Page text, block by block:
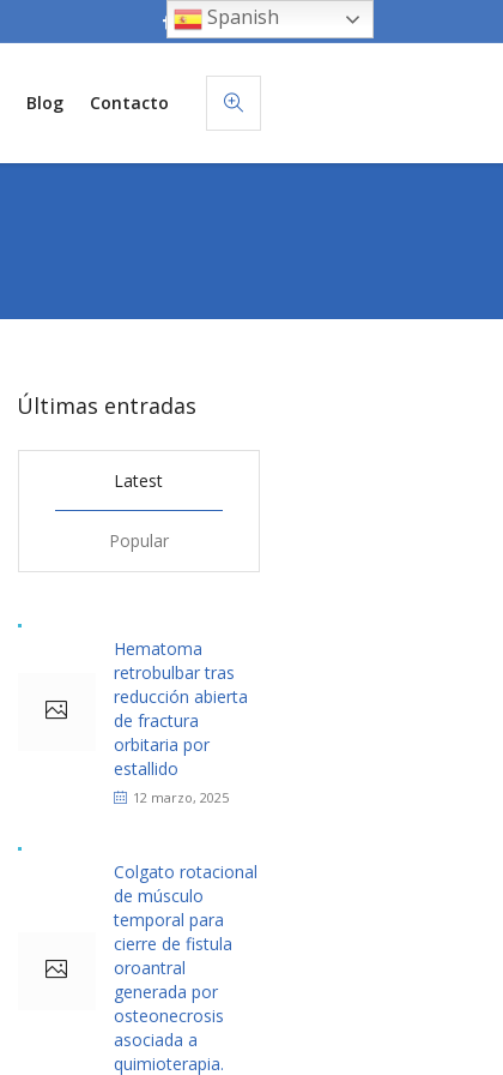
Blog Contacto
Últimas entradas
Latest
Popular
Hematoma
retrobulbar tras
reducción abierta
de fractura
orbitaria por
estallido
12 marzo, 2025
Colgato rotacional
de músculo
temporal para
cierre de fistula
oroantral
generada por
osteonecrosis
asociada a
quimioterapia.
Spanish